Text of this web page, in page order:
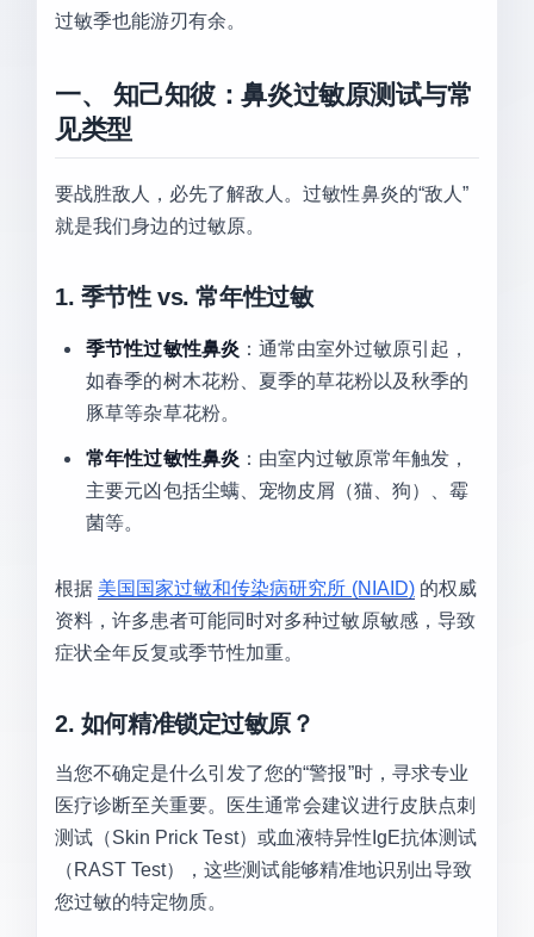
过敏季也能游刃有余。
一、 知己知彼：鼻炎过敏原测试与常
见类型
要战胜敌人，必先了解敌人。过敏性鼻炎的“敌人”
就是我们身边的过敏原。
1. 季节性 vs. 常年性过敏
季节性过敏性鼻炎：通常由室外过敏原引起，
如春季的树木花粉、夏季的草花粉以及秋季的
豚草等杂草花粉。
常年性过敏性鼻炎：由室内过敏原常年触发，
主要元凶包括尘螨、宠物皮屑（猫、狗）、霉
菌等。
根据 美国国家过敏和传染病研究所 (NIAID)的权威
资料，许多患者可能同时对多种过敏原敏感，导致
症状全年反复或季节性加重。
2. 如何精准锁定过敏原？
当您不确定是什么引发了您的“警报”时，寻求专业
医疗诊断至关重要。医生通常会建议进行皮肤点刺
测试（Skin Prick Test）或血液特异性IgE抗体测试
（RAST Test），这些测试能够精准地识别出导致
您过敏的特定物质。